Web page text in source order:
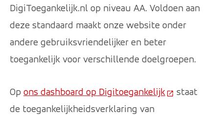
DigiToegankelijk.nl op niveau AA. Voldoen aan
deze standaard maakt onze website onder
andere gebruiksvriendelijker en beter
toegankelijk voor verschillende doelgroepen.
Op ons dashboard op Digitoegankelijk(Deze link
staat
de toegankelijkheidsverklaring van